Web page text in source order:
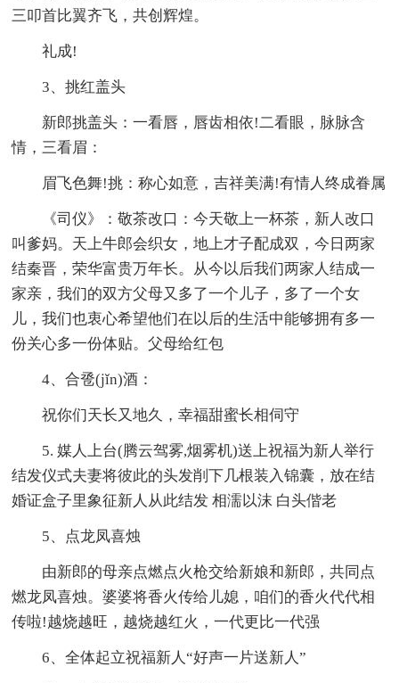
三叩首比翼齐飞，共创辉煌。
礼成!
3、挑红盖头
新郎挑盖头：一看唇，唇齿相依!二看眼，脉脉含
情，三看眉：
眉飞色舞!挑：称心如意，吉祥美满!有情人终成眷属
《司仪》：敬茶改口：今天敬上一杯茶，新人改口
叫爹妈。天上牛郎会织女，地上才子配成双，今日两家
结秦晋，荣华富贵万年长。从今以后我们两家人结成一
家亲，我们的双方父母又多了一个儿子，多了一个女
儿，我们也衷心希望他们在以后的生活中能够拥有多一
份关心多一份体贴。父母给红包
4、合卺(jǐn)酒：
祝你们天长又地久，幸福甜蜜长相伺守
5. 媒人上台(腾云驾雾,烟雾机)送上祝福为新人举行
结发仪式夫妻将彼此的头发削下几根装入锦囊，放在结
婚证盒子里象征新人从此结发 相濡以沫 白头偕老
5、点龙凤喜烛
由新郎的母亲点燃点火枪交给新娘和新郎，共同点
燃龙凤喜烛。婆婆将香火传给儿媳，咱们的香火代代相
传啦!越烧越旺，越烧越红火，一代更比一代强
6、全体起立祝福新人“好声一片送新人”